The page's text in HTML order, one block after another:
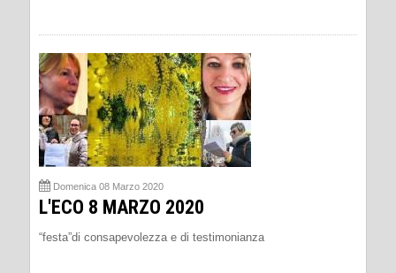
Domenica 08 Marzo 2020
L'ECO 8 MARZO 2020
“festa”di consapevolezza e di testimonianza